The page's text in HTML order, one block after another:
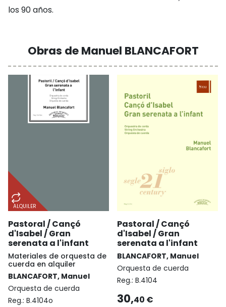
los 90 años.
Obras de Manuel BLANCAFORT
ALQUILER
Pastoral / Cançó
d'Isabel / Gran
serenata a l'infant
Materiales de orquesta de
cuerda en alquiler
BLANCAFORT, Manuel
Orquesta de cuerda
Reg.: B.4104o
Pastoral / Cançó
d'Isabel / Gran
serenata a l'infant
BLANCAFORT, Manuel
Orquesta de cuerda
Reg.: B.4104
30,40 €